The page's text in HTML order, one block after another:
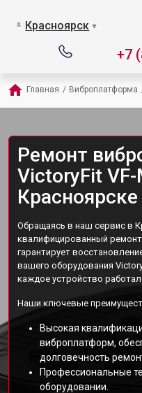
Красноярск ▼
+7
Главная / Виброплатформа
Ремонт
VictoryFit VF-
Красноярске
Обращаясь в наш сервис в
квалифицированный
гарантирует
вашего оборудования
каждое устройство
Наши ключевые
Высокая
виброплатформ,
долговечность
Профессиональные
оборудовании.